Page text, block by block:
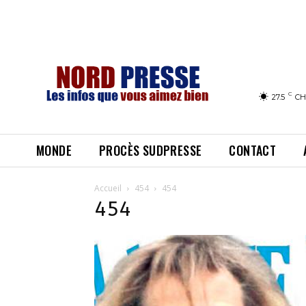
27.5 C
MONDE PROCÈS SUDPRESSE CONTACT
Accueil 454 454
454